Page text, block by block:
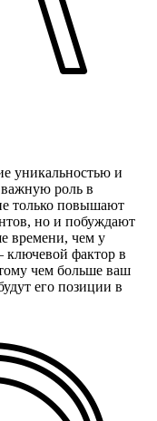
уникальностью и
роль в
только повышают
но и побуждают
времени, чем у
ключевой фактор в
чем больше ваш
его позиции в